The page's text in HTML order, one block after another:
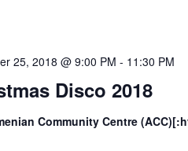
Disco 2018
25, 2018 @ 9:00 PM - 11:30 PM
Community Centre